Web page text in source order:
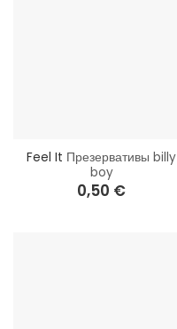
Feel It Презервативы billy
boy
0,50 €